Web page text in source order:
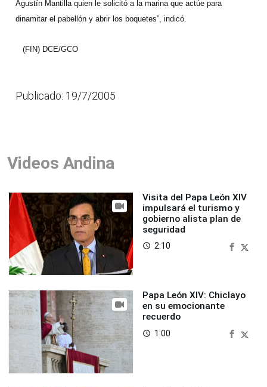
Agustín Mantilla quien le solicitó a la marina que actúe para
dinamitar el pabellón y abrir los boquetes”, indicó.
(FIN) DCE/GCO
Publicado: 19/7/2005
Videos Andina
Visita del Papa León XIV
impulsará el turismo y
gobierno alista plan de
seguridad
access_time 2:10
Papa León XIV: Chiclayo
en su emocionante
recuerdo
access_time 1:00